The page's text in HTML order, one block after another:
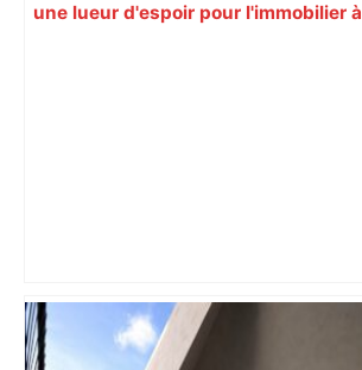
une lueur d'espoir pour l'immobilier à
« Rien d'inquiétant » pour Guillaume
Restes, le gardien de Toulouse, après